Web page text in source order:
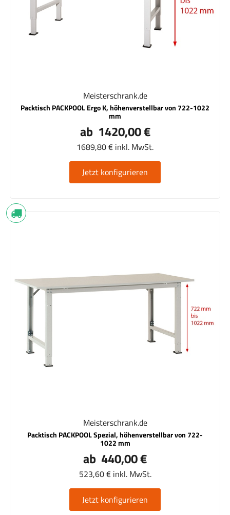
Meisterschrank.de
Packtisch PACKPOOL Ergo K, höhenverstellbar von 722-1022
mm
ab 1420,00 €
1689,80 € inkl. MwSt.
Jetzt konfigurieren
Meisterschrank.de
Packtisch PACKPOOL Spezial, höhenverstellbar von 722-
1022 mm
ab 440,00 €
523,60 € inkl. MwSt.
Jetzt konfigurieren